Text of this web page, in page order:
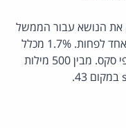
את הנושא עבור הממשל
האמריקני, מעריך כי ב-6% מהחיפושים שמתבצעים באינטרנט כוללות התוצאות קישור לאתר סקס אחד לפחות. 1.7% מכלל
תוצאות החיפוש מובילות לאתרי סקס. סטארק מעריך שרשת האינטרנט כוללת לפחות 264 מיליון דפי סקס. מבין 500 מילות